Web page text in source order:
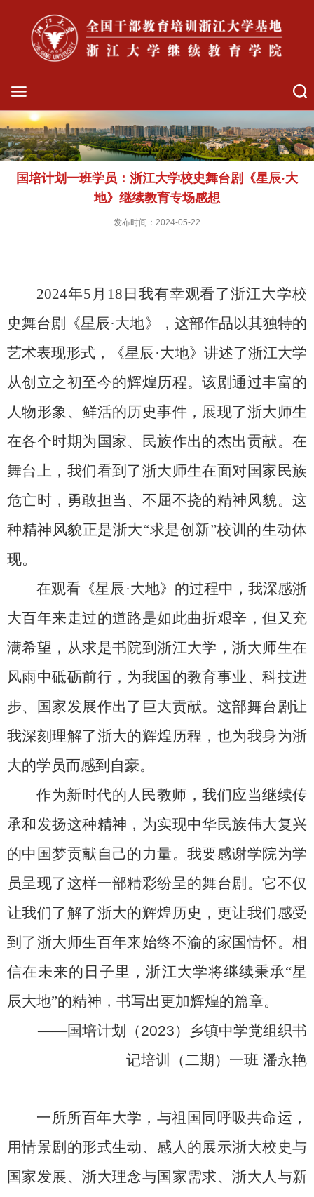
国培计划一班学员：浙江大学校史舞台剧《星辰·大
地》继续教育专场感想
发布时间：2024-05-22
2024年5 月 18 日我有幸观看了浙江大学校
史舞台剧《星辰·大地》，这部作品以其独特的
艺术表现形式，《星辰 ·大地》讲述了浙江大学
从创立之初至今的辉煌历程。该剧通过丰富的
人物形象、鲜活的历史事件，展现了浙大师生
在各个时期为国家、民族作出的杰出贡献。在
舞台上，我们看到了浙大师生在面对国家民族
危亡时，勇敢担当、不屈不挠的精神风貌。这
种精神风貌正是浙大“求是创新”校训的生动体
现。
在观看《星辰 ·大地》的过程中，我深感浙
大百年来走过的道路是如此曲折艰辛，但又充
满希望，从求是书院到浙江大学，浙大师生在
风雨中砥砺前行，为我国的教育事业、科技进
步、国家发展作出了巨大贡献。这部舞台剧让
我深刻理解了浙大的辉煌历程，也为我身为浙
大的学员而感到自豪。
作为新时代的人民教师，我们应当继续传
承和发扬这种精神，为实现中华民族伟大复兴
的中国梦贡献自己的力量。我要感谢学院为学
员呈现了这样一部精彩纷呈的舞台剧。它不仅
让我们了解了浙大的辉煌历史，更让我们感受
到了浙大师生百年来始终不渝的家国情怀。相
信在未来的日子里，浙江大学将继续秉承“星
辰大地”的精神，书写出更加辉煌的篇章。
——国培计划（2023）乡镇中学党组织书
记培训（二期）一班 潘永艳
一所所百年大学，与祖国同呼吸共命运，
用情景剧的形式生动、感人的展示浙大校史与
国家发展、浙大理念与国家需求、浙大人与新